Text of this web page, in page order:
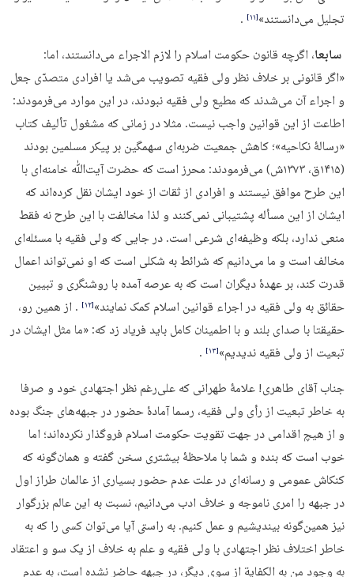
تجلیل می‌دانستند»‏[۱۱]‎
.
سابعا، اگرچه قانون حکومت اسلام را لازم الاجراء می‌دانستند، اما:
«اگر قانونى بر خلاف نظر ولی فقیه تصویب مى‌شد یا افرادى متصدّى جعل
و اجراء آن مى‌شدند كه مطیع ولی فقیه نبودند، در این موارد می‌فرمودند:
اطاعت از این قوانین واجب نیست. مثلا در زمانى كه مشغول تألیف كتاب
«رسالۀ نكاحیه»؛ كاهش جمعیت ضربه‌اى سهمگین بر پیكر مسلمین بودند
(۱۴۱۵ق، ۱۳۷۳ش) می‌فرمودند: محرز است كه حضرت آیت‌ﷲ خامنه‌اى با
این طرح موافق نیستند و افرادى از ثقات از خود ایشان نقل كرده‌اند كه
ایشان از این مسأله پشتیبانى نمى‌كنند و لذا مخالفت با این طرح نه فقط
منعى ندارد، بلكه وظیفه‌اى شرعى است. در جایى كه ولی فقیه با مسئله‌اى
مخالف است و ما می‌دانیم كه شرائط به شكلى است كه او نمى‌تواند اعمال
قدرت كند، بر عهدۀ دیگران است كه به عرصه آمده با روشنگرى و تبیین
حقائق به ولی فقیه در اجراء قوانین اسلام كمک نمایند»‏[۱۲]‎
. از همین رو،
حقیقتا با صدای بلند و با اطمینان کامل باید فریاد زد که: «ما مثل ایشان در
تبعیت از ولی فقیه ندیدیم»‏[۱۳]‎
.
جناب آقای طاهری! علامۀ طهرانی که علی‌رغم نظر اجتهادی خود و صرفا
به‌ خاطر تبعیت از رأی ولی فقیه، رسما آمادۀ حضور در جبهه‌های جنگ بوده
و از هیچ اقدامی در جهت تقویت حکومت اسلام فروگذار نکرده‌اند؛ اما
خوب است که بنده و شما با ملاحظۀ بیشتری سخن گفته و همان‌گونه که
کنکاش عمومی و رسانه‌ای در علت عدم حضور بسیاری از عالمان طراز اول
در جبهه را امری ناموجه و خلاف ادب می‌دانیم، نسبت به این عالم بزرگوار
نیز همین‌گونه بیندیشیم و عمل کنیم. به‌ راستی آیا می‌توان کسی را که به‌
خاطر اختلاف نظر اجتهادی با ولی فقیه و علم به خلاف از یک سو و اعتقاد